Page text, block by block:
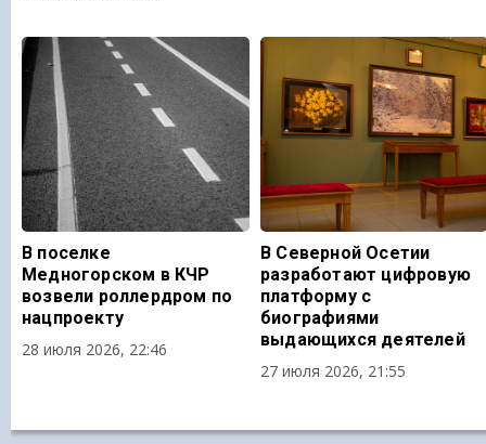
В поселке
Медногорском в КЧР
возвели роллердром по
нацпроекту
28 июля 2026, 22:46
В Северной Осетии
разработают цифровую
платформу с
биографиями
выдающихся деятелей
27 июля 2026, 21:55